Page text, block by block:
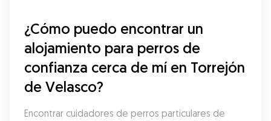
¿Cómo puedo encontrar un
alojamiento para perros de
confianza cerca de mí en Torrejón
de Velasco?
Encontrar cuidadores de perros particulares de